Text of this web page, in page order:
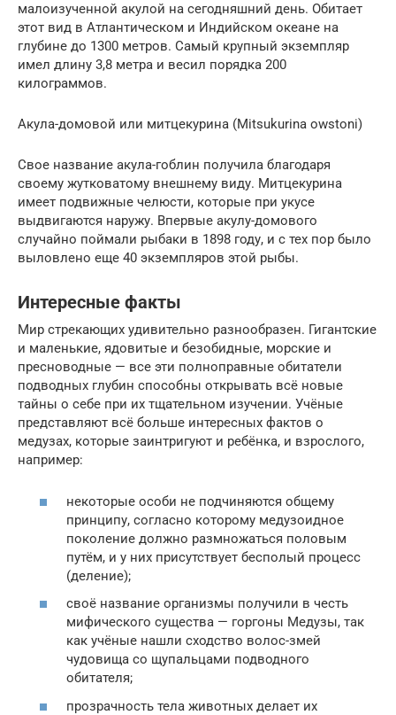
малоизученной акулой на сегодняшний день. Обитает
этот вид в Атлантическом и Индийском океане на
глубине до 1300 метров. Самый крупный экземпляр
имел длину 3,8 метра и весил порядка 200
килограммов.
Акула-домовой или митцекурина (Mitsukurina owstoni)
Свое название акула-гоблин получила благодаря
своему жутковатому внешнему виду. Митцекурина
имеет подвижные челюсти, которые при укусе
выдвигаются наружу. Впервые акулу-домового
случайно поймали рыбаки в 1898 году, и с тех пор было
выловлено еще 40 экземпляров этой рыбы.
Интересные факты
Мир стрекающих удивительно разнообразен. Гигантские
и маленькие, ядовитые и безобидные, морские и
пресноводные — все эти полноправные обитатели
подводных глубин способны открывать всё новые
тайны о себе при их тщательном изучении. Учёные
представляют всё больше интересных фактов о
медузах, которые заинтригуют и ребёнка, и взрослого,
например:
некоторые особи не подчиняются общему
принципу, согласно которому медузоидное
поколение должно размножаться половым
путём, и у них присутствует бесполый процесс
(деление);
своё название организмы получили в честь
мифического существа — горгоны Медузы, так
как учёные нашли сходство волос-змей
чудовища со щупальцами подводного
обитателя;
прозрачность тела животных делает их